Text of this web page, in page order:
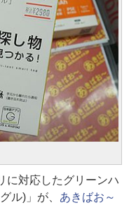
対応したグリーンハ
ル)」が、 あきばお～